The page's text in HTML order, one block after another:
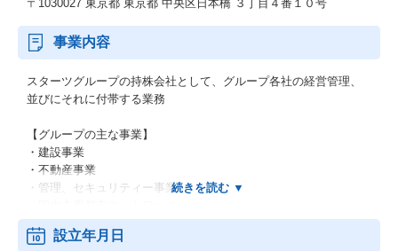
〒1030027 東京都 東京都 中央区日本橋 ３丁目４番１０号
事業内容
スターツグループの持株会社として、グループ各社の経営管理、
並びにそれに付帯する業務
【グループの主な事業】
・建設事業
・不動産事業
・管理、セキュリティー事業
・金融コンサルティング事業
・出版・情報事業
設立年月日